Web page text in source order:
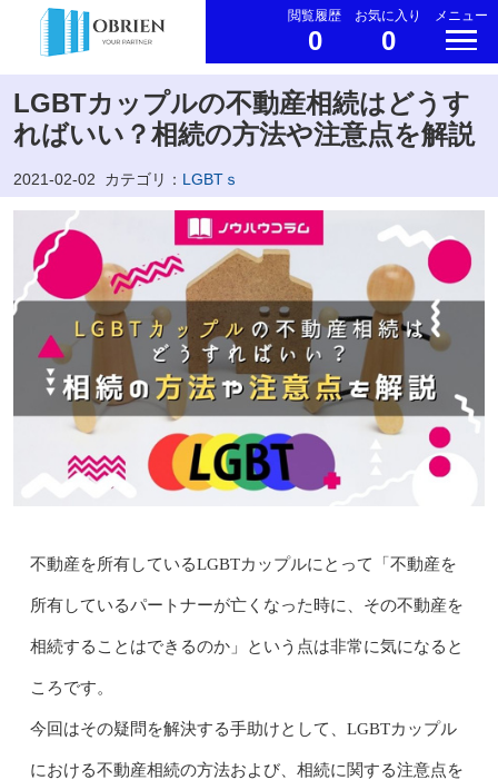
閲覧履歴
0
お気に入り
0
メニュー
LGBTカップルの不動産相続はどうす
ればいい？相続の方法や注意点を解説
2021-02-02 カテゴリ： LGBTｓ
不動産を所有しているLGBTカップルにとって「不動産を
所有しているパートナーが亡くなった時に、その不動産を
相続することはできるのか」という点は非常に気になると
ころです。
今回はその疑問を解決する手助けとして、LGBTカップル
における不動産相続の方法および、相続に関する注意点を